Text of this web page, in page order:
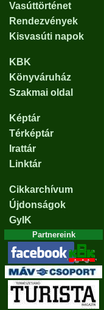
Vasúttörténet
Rendezvények
Kisvasúti napok
KBK
Könyváruház
Szakmai oldal
Képtár
Térképtár
Irattár
Linktár
Cikkarchívum
Újdonságok
GyIK
Partnereink